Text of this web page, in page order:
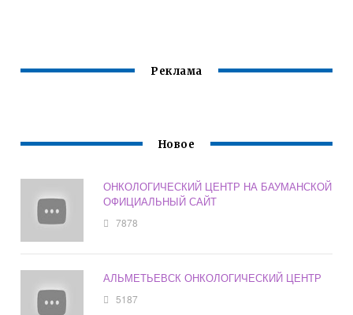
Реклама
Новое
ОНКОЛОГИЧЕСКИЙ ЦЕНТР НА БАУМАНСКОЙ
ОФИЦИАЛЬНЫЙ САЙТ
7878
АЛЬМЕТЬЕВСК ОНКОЛОГИЧЕСКИЙ ЦЕНТР
5187